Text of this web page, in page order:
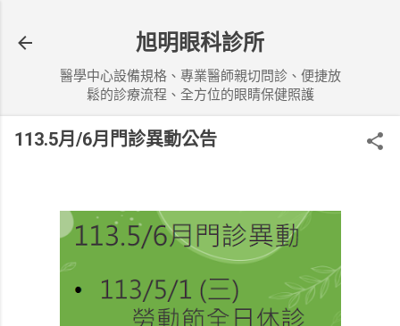
旭明眼科診所
醫學中心設備規格、專業醫師親切問診、便捷放
鬆的診療流程、全方位的眼睛保健照護
113.5月/6月門診異動公告